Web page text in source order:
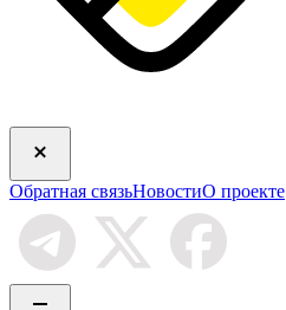
Обратная связьНовостиО проекте